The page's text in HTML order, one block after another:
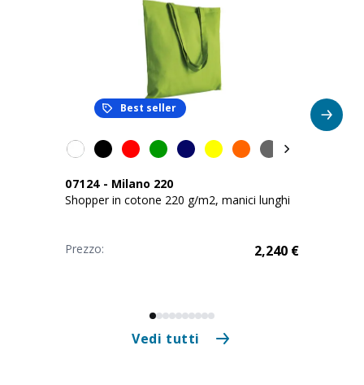
Best seller
07124 - Milano 220
Shopper in cotone 220 g/m2, manici lunghi
Prezzo: 2,240 €
Vedi tutti